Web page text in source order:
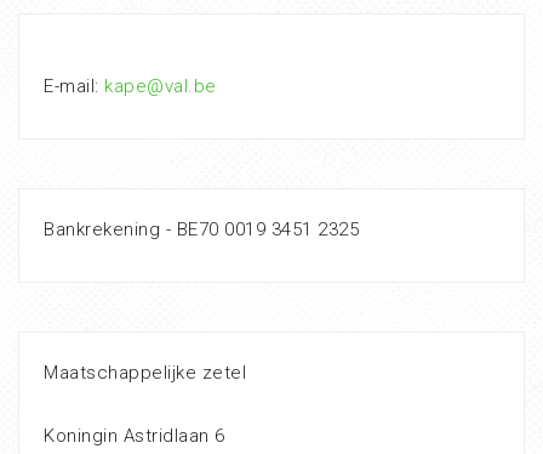
E-mail: kape@val.be
Bankrekening - BE70 0019 3451 2325
Maatschappelijke zetel
Koningin Astridlaan 6